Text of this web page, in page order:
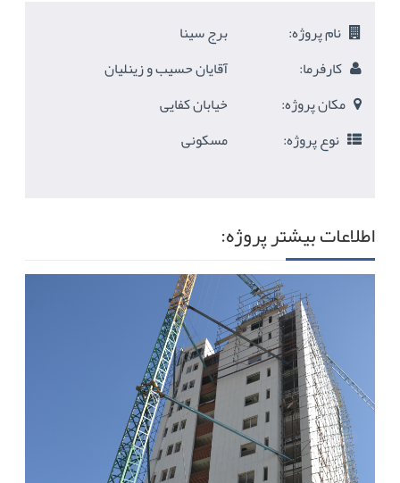
نام پروژه:
برج سینا
کارفرما:
آقایان حسیب و زینلیان
مکان پروژه:
خیابان کفایی
نوع پروژه:
مسکونی
اطلاعات بیشتر پروژه: